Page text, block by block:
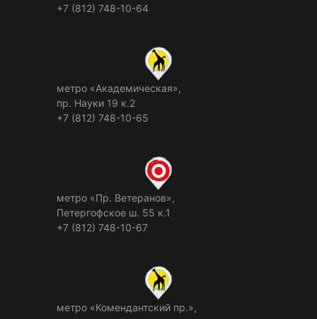
+7 (812) 748-10-64
метро «Академическая»,
пр. Науки 19 к.2
+7 (812) 748-10-65
метро «Пр. Ветеранов»,
Петергофское ш. 55 к.1
+7 (812) 748-10-67
метро «Комендантский пр.»,